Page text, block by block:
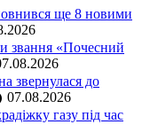
ще 8 новими
звання «Почесний
звернулася до
07.08.2026
газу під час